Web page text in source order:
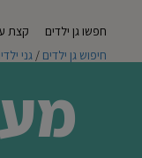
חפשו גן ילדים קצת
חיפוש גן ילדים / גני